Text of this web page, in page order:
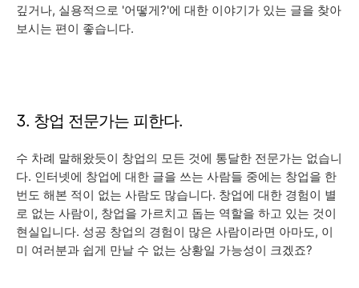
깊거나, 실용적으로 '어떻게?'에 대한 이야기가 있는 글을 찾아
보시는 편이 좋습니다.
3. 창업 전문가는 피한다.
수 차례 말해왔듯이 창업의 모든 것에 통달한 전문가는 없습니
다. 인터넷에 창업에 대한 글을 쓰는 사람들 중에는 창업을 한
번도 해본 적이 없는 사람도 많습니다. 창업에 대한 경험이 별
로 없는 사람이, 창업을 가르치고 돕는 역할을 하고 있는 것이
현실입니다. 성공 창업의 경험이 많은 사람이라면 아마도, 이
미 여러분과 쉽게 만날 수 없는 상황일 가능성이 크겠죠?